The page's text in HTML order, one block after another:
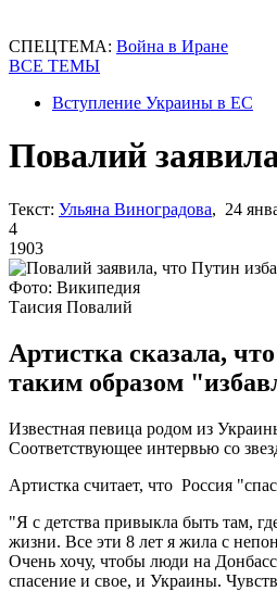
СПЕЦТЕМА: Война в Иране
ВСЕ ТЕМЫ
Вступление Украины в ЕС
Повалий
Текст: Ульяна Виноградова, 24
4
1903
Фото: Википедия
Таисия Повалий
Артистка сказала,
таким образом
Известная певица родом из
Соответствующее интервью со
Артистка считает, что Россия
"Я с детства привыкла быть там,
жизни. Все эти 8 лет я жила с
Очень хочу, чтобы люди на
спасение и свое, и Украины.